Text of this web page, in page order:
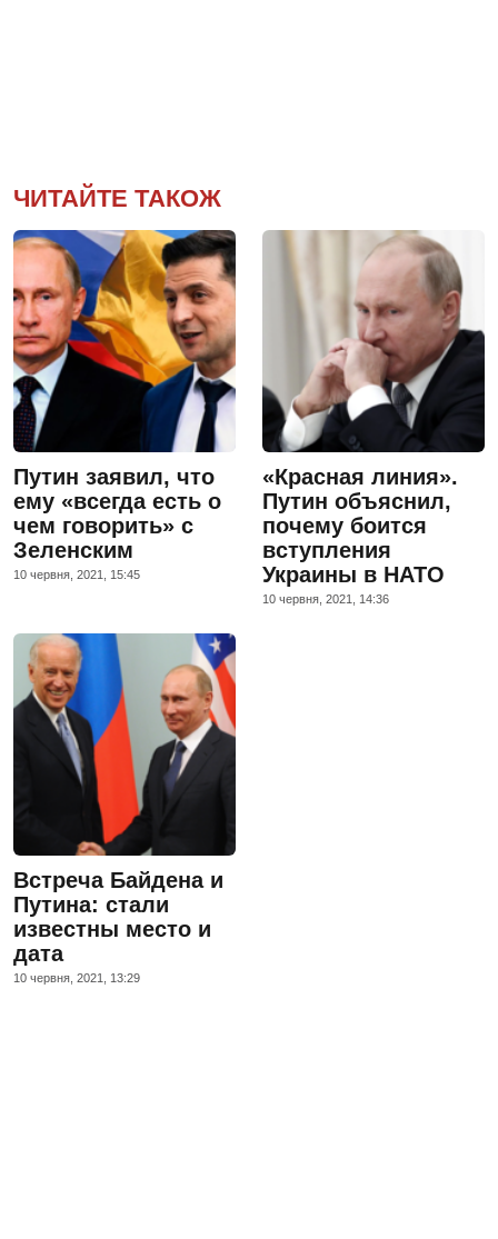
ЧИТАЙТЕ ТАКОЖ
Путин заявил, что
ему «всегда есть о
чем говорить» с
Зеленским
10 червня, 2021, 15:45
«Красная линия».
Путин объяснил,
почему боится
вступления
Украины в НАТО
10 червня, 2021, 14:36
Встреча Байдена и
Путина: стали
известны место и
дата
10 червня, 2021, 13:29